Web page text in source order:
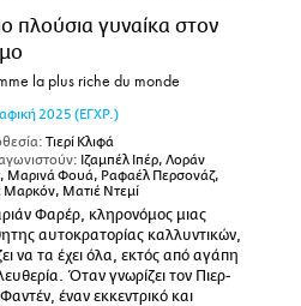
πλούσια γυναίκα στον
la plus riche du monde
2025 (ΕΓΧΡ.)
Τιερί Κλιφά
Ιζαμπέλ Ιπέρ, Λοράν
Μαρινά Φουά, Ραφαέλ Περσονάζ,
Μαρκόν, Ματιέ Ντεμί
Φαρέρ, κληρονόμος μιας
αυτοκρατορίας καλλυντικών,
να τα έχει όλα, εκτός από αγάπη
Όταν γνωρίζει τον Πιερ-
έναν εκκεντρικό και